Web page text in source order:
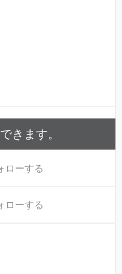
きます。
ローする
ローする